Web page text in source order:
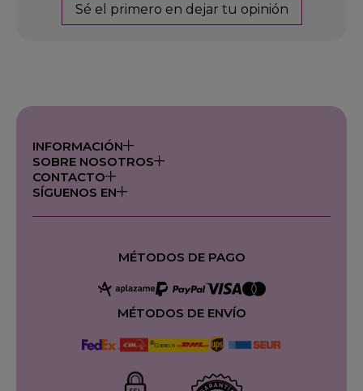
Sé el primero en dejar tu opinión
INFORMACIÓN
SOBRE NOSOTROS
CONTACTO
SÍGUENOS EN
MÉTODOS DE PAGO
MÉTODOS DE ENVÍO